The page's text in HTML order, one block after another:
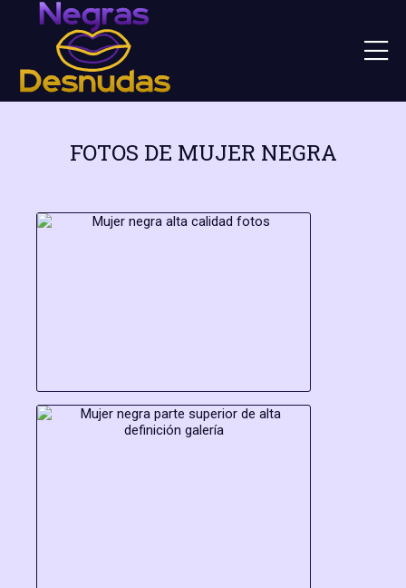
FOTOS DE MUJER NEGRA